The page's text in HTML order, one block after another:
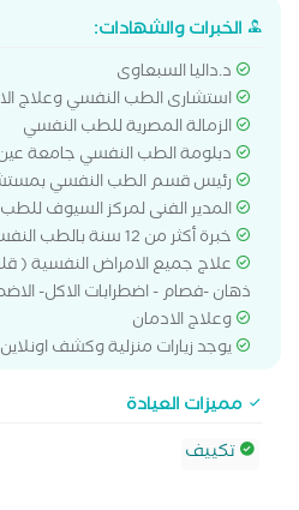
الخبرات والشهادات:
د.داليا السبعاوى
استشارى الطب النفسي وعلاج
الزمالة المصرية للطب النفسي
دبلومة الطب النفسي جامعة
رئيس قسم الطب النفسي
المدير الفنى لمركز السيوف
خبرة أكثر من 12 سنة بالطب النفسي ومستشفى المعمورة
علاج جميع الامراض النفسية (
ذهان -فصام - اضطرابات الاكل-
وعلاج الادمان
يوجد زيارات منزلية وكشف
مميزات العيادة
تكييف